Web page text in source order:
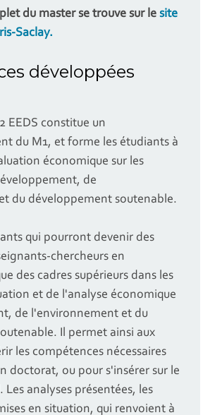
du master se trouve sur le site
Saclay.
développées
EEDS constitue un
du M1, et forme les étudiants à
économique sur les
de
du développement soutenable.
qui pourront devenir des
chercheurs en
des cadres supérieurs dans les
et de l'analyse économique
de l'environnement et du
Il permet ainsi aux
les compétences nécessaires
doctorat, ou pour s'insérer sur le
analyses présentées, les
en situation, qui renvoient à